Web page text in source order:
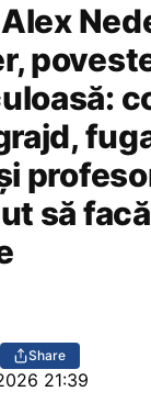
să
Share
21:39